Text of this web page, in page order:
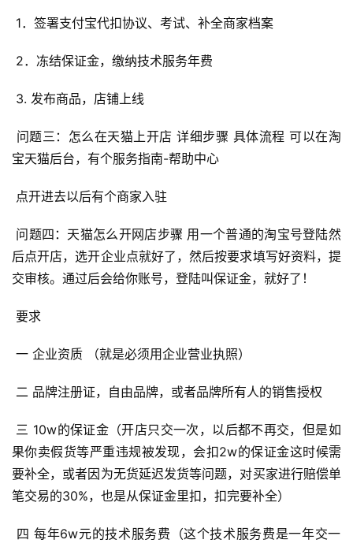
1．签署支付宝代扣协议、考试、补全商家档案
2．冻结保证金，缴纳技术服务年费
3. 发布商品，店铺上线
宝天猫后台，有个服务指南-帮助中心
点开进去以后有个商家入驻
后点开店，选开企业点就好了，然后按要求填写好资料，提
交审核。通过后会给你账号，登陆叫保证金，就好了！
要求
一 企业资质 （就是必须用企业营业执照）
二 品牌注册证，自由品牌，或者品牌所有人的销售授权
果你卖假货等严重违规被发现，会扣2w的保证金这时候需
要补全，或者因为无货延迟发货等问题，对买家进行赔偿单
笔交易的30%，也是从保证金里扣，扣完要补全）